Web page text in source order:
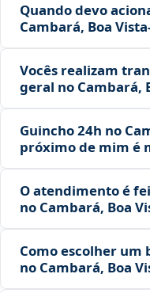
Quando devo
Cambará, Boa
Vocês realizam
geral no Cambará,
Guincho 24h no
próximo de mim é
O atendimento é
no Cambará, Boa
Como escolher um
no Cambará, Boa